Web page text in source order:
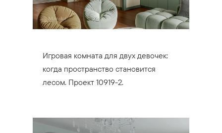
Игровая комната для двух девочек:
когда пространство становится
лесом. Проект 10919-2.